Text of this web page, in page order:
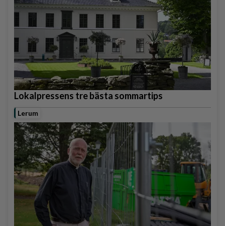
Lokalpressens tre bästa sommartips
Lerum